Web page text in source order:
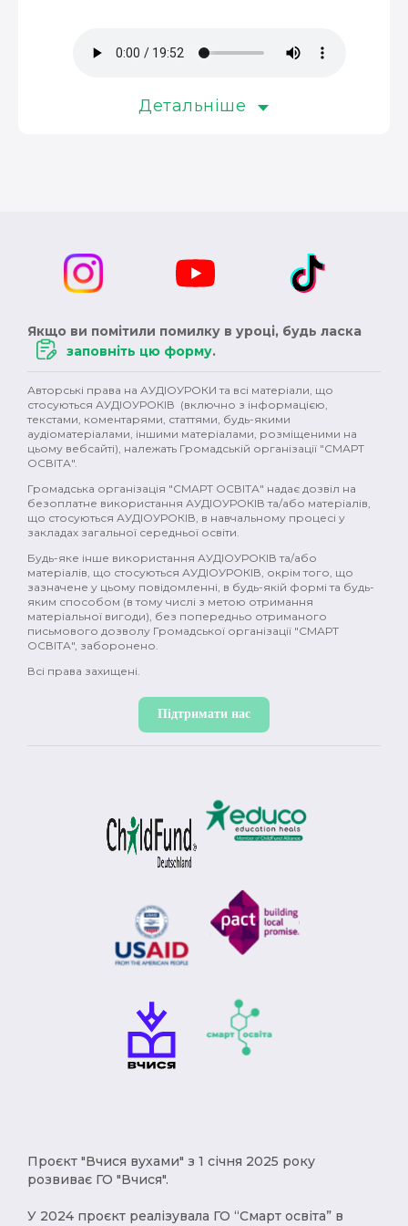
колонізація (3) росія (3) революція (3)
історичний роман (2) Англія (2) XVII ст. (2)
Британія (2) права людини (2) варвари (2)
поівсть (2) комедія (2) історія (2)
Україна (2) промислова революція (2)
Японія (2) Давня Греція (2) природа (2)
фемінізм (2) меценати (2) емоції (2)
гормони (2) мозок (2) зміни в тілі (2)
секс (2) міти (2) контрацепція (2)
менструація (2) нацисти (2) Океанія (2)
глобальне потепління (2)
ісламський світ (1)
Рузвельт (1) Холодна війна (1)
Римська імперія (1)
депортація (1)
рухи опору (1) Африка (1)
Карпатська Україна (1)
імпресіонізм (1)
історичні твори (1) Русь (1) кримці (1)
Євген Чикаленко (1)
деокупація (1) работоргівля (1)
винаходи (1) народи (1) українці (1)
Детальніше
Якщо ви помітили помилку в уроці, будь ласка
заповніть цю форму.
Авторські права на АУДІОУРОКИ та всі матеріали, що
стосуються АУДІОУРОКІВ (включно з інформацією,
текстами, коментарями, статтями, будь-якими
аудіоматеріалами, іншими матеріалами, розміщеними на
цьому вебсайті), належать Громадській організації "СМАРТ
ОСВІТА".
Громадська організація "СМАРТ ОСВІТА" надає дозвіл на
безоплатне використання АУДІОУРОКІВ та/або матеріалів,
що стосуються АУДІОУРОКІВ, в навчальному процесі у
закладах загальної середньої освіти.
Будь-яке інше використання АУДІОУРОКІВ та/або
матеріалів, що стосуються АУДІОУРОКІВ, окрім того, що
зазначене у цьому повідомленні, в будь-якій формі та будь-
яким способом (в тому числі з метою отримання
матеріальної вигоди), без попередньо отриманого
письмового дозволу Громадської організації "СМАРТ
ОСВІТА", заборонено.
Всі права захищені.
Підтримати нас
Проєкт "Вчися вухами" з 1 січня 2025 року
розвиває ГО "Вчися".
У 2024 проєкт реалізувала ГО “Смарт освіта” в